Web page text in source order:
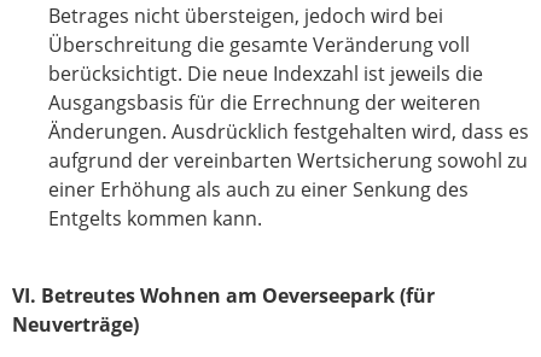
Betrages nicht übersteigen, jedoch wird bei
Überschreitung die gesamte Veränderung voll
berücksichtigt. Die neue Indexzahl ist jeweils die
Ausgangsbasis für die Errechnung der weiteren
Änderungen. Ausdrücklich festgehalten wird, dass es
aufgrund der vereinbarten Wertsicherung sowohl zu
einer Erhöhung als auch zu einer Senkung des
Entgelts kommen kann.
VI. Betreutes Wohnen am Oeverseepark (für
Neuverträge)